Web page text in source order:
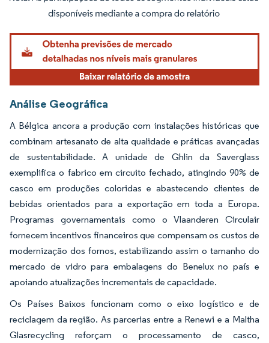
Imagem © Mordor Intelligence. O reuso requer atribuição conforme CC BY 4.0.
Análise Geográfica
A Bélgica ancora a produção com instalações históricas que
combinam artesanato de alta qualidade e práticas avançadas
de sustentabilidade. A unidade de Ghlin da Saverglass
exemplifica o fabrico em circuito fechado, atingindo 90% de
casco em produções coloridas e abastecendo clientes de
bebidas orientados para a exportação em toda a Europa.
Programas governamentais como o Vlaanderen Circulair
fornecem incentivos financeiros que compensam os custos de
modernização dos fornos, estabilizando assim o tamanho do
mercado de vidro para embalagens do Benelux no país e
apoiando atualizações incrementais de capacidade.
Os Países Baixos funcionam como o eixo logístico e de
reciclagem da região. As parcerias entre a Renewi e a Maltha
Glasrecycling reforçam o processamento de casco,